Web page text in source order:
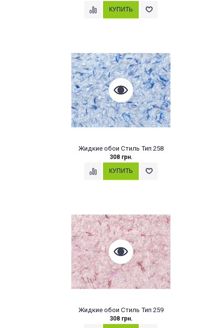
Жидкие обои Стиль Тип 258
308 грн.
Жидкие обои Стиль Тип 259
308 грн.